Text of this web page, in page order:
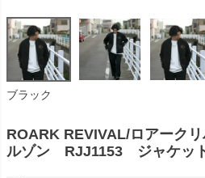
ブラック
ROARK REVIVAL/ロアーク
ルゾン RJJ1153 ジャケッ